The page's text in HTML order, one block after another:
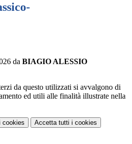
da BIAGIO ALESSIO
da questo utilizzati si avvalgono di
ed utili alle finalità illustrate nella
cookies Accetta tutti i cookies